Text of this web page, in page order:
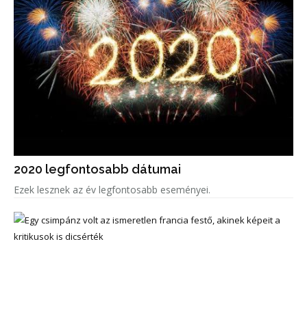
2020 legfontosabb dátumai
Ezek lesznek az év legfontosabb eseményei.